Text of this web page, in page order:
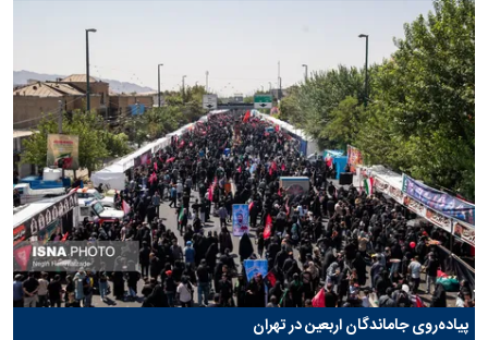
پیاده‌روی جاماندگان اربعین در تهران